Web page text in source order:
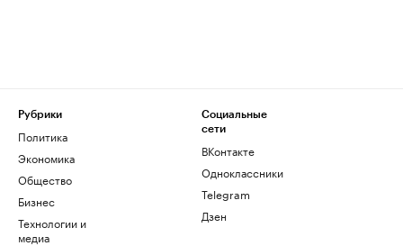
Рубрики
Политика
Экономика
Общество
Бизнес
Технологии и
медиа
Социальные
сети
ВКонтакте
Одноклассники
Telegram
Дзен